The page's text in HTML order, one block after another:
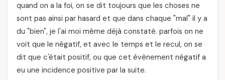
quand on a la foi, on se dit toujours que les choses ne
sont pas ainsi par hasard et que dans chaque "mal" il y a
du "bien", je l'ai moi même déjà constaté. parfois on ne
voit que le négatif, et avec le temps et le recul, on se
dit que c'était positif, ou que cet évènement négatif a
eu une incidence positive par la suite.